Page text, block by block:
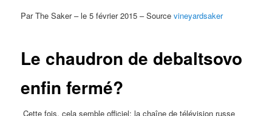
Par The Saker – le 5 février 2015 – Sourcevineyardsaker
Le chaudron de debaltsovo
enfin fermé?
Cette fois, cela semble officiel: la chaîne de télévision russe